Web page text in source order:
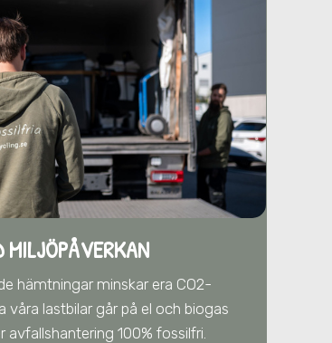
MILJÖPÅVERKAN
hämtningar minskar era CO2-
våra lastbilar går på el och biogas
avfallshantering 100% fossilfri.